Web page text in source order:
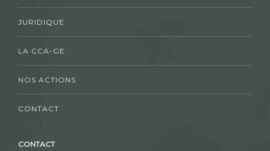
JURIDIQUE
LA CCA-GE
NOS ACTIONS
CONTACT
CONTACT